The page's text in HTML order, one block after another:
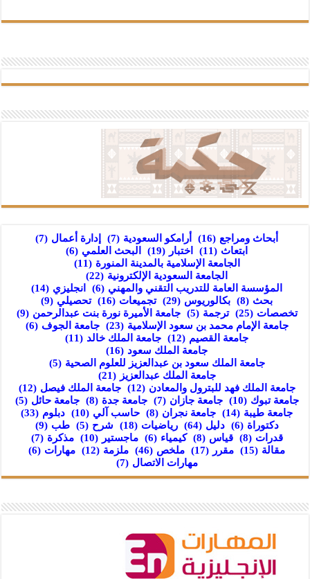
أبحاث ومراجع (16) أرامكو السعودية (7) إدارة أعمال (7)
ابتعاث (11) اختبار (19) البحث العلمي (6)
الجامعة الإسلامية بالمدينة المنورة (11)
الجامعة السعودية الإلكترونية (22)
المؤسسة العامة للتدريب التقني والمهني (6) انجليزي (14)
بحث (8) بكالوريوس (29) تجميعات (16) تحصيلي (9)
تخصصات (25) ترجمة (5) جامعة الأميرة نورة بنت عبدالرحمن (9)
جامعة الإمام محمد بن سعود الإسلامية (23) جامعة الجوف (6)
جامعة القصيم (12) جامعة الملك خالد (11)
جامعة الملك سعود (16)
جامعة الملك سعود بن عبدالعزيز للعلوم الصحية (5)
جامعة الملك عبدالعزيز (21)
جامعة الملك فهد للبترول والمعادن (12) جامعة الملك فيصل (12)
جامعة تبوك (10) جامعة جازان (7) جامعة جدة (8) جامعة حائل (5)
جامعة طيبة (14) جامعة نجران (8) حاسب آلي (10) دبلوم (33)
دكتوراة (6) دليل (64) رياضيات (18) شرح (5) طب (9)
قدرات (8) قياس (8) كيمياء (6) ماجستير (10) مذكرة (7)
مقالة (15) مقرر (17) ملخص (46) ملزمة (12) مهارات (6)
مهارات الاتصال (7)